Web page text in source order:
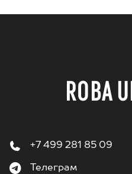
ROBA
+7 499 281 85 09
Телеграм